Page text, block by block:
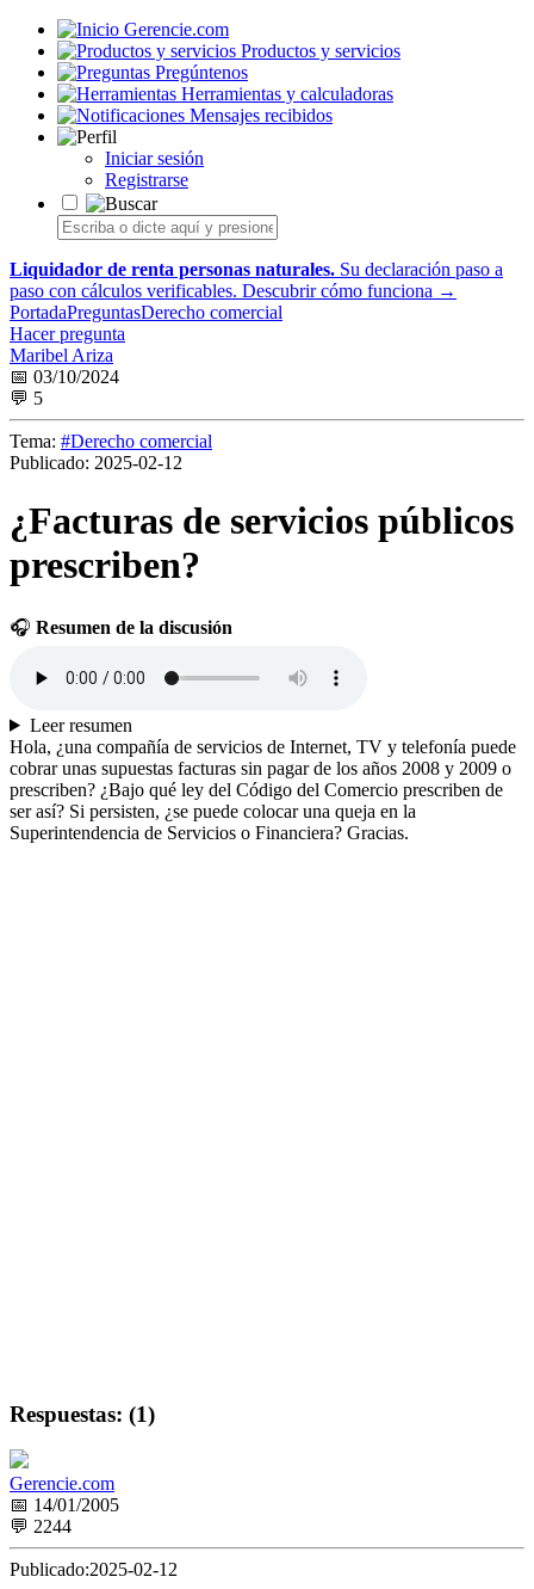
Gerencie.com
Productos y servicios
Pregúntenos
Herramientas y calculadoras
Mensajes recibidos
Iniciar sesión
Registrarse
Liquidador de renta personas naturales. Su declaración paso a
paso con cálculos verificables. Descubrir cómo funciona →
PortadaPreguntasDerecho comercial
Hacer pregunta
Maribel Ariza
📅 03/10/2024
💬 5
Tema: #Derecho comercial
Publicado: 2025-02-12
¿Facturas de servicios públicos
prescriben?
🎧 Resumen de la discusión
Leer resumen
Hola, ¿una compañía de servicios de Internet, TV y telefonía puede
cobrar unas supuestas facturas sin pagar de los años 2008 y 2009 o
prescriben? ¿Bajo qué ley del Código del Comercio prescriben de
ser así? Si persisten, ¿se puede colocar una queja en la
Superintendencia de Servicios o Financiera? Gracias.
Respuestas: (1)
Gerencie.com
📅 14/01/2005
💬 2244
Publicado:2025-02-12